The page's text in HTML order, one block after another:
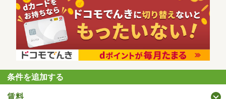
条件を追加する
賃料